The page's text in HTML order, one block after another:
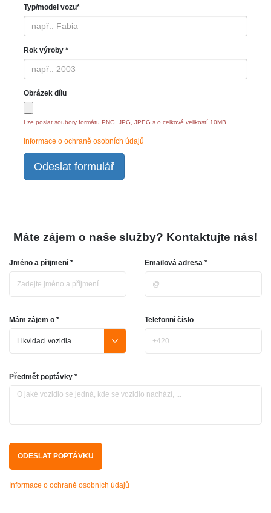
Typ/model vozu*
Rok výroby *
Obrázek dílu
Lze poslat soubory formátu PNG, JPG, JPEG s o celkové velikostí 10MB.
Informace o ochraně osobních údajů
Odeslat formulář
Máte zájem o naše služby? Kontaktujte nás!
Jméno a přijmení * Emailová adresa *
Mám zájem o * Telefonní číslo
Předmět poptávky *
Informace o ochraně osobních údajů